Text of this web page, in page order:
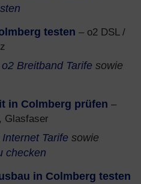
testen – o2 DSL /
o2 Breitband Tarife sowie
in Colmberg prüfen –
Glasfaser
Internet Tarife sowie
checken
in Colmberg testen